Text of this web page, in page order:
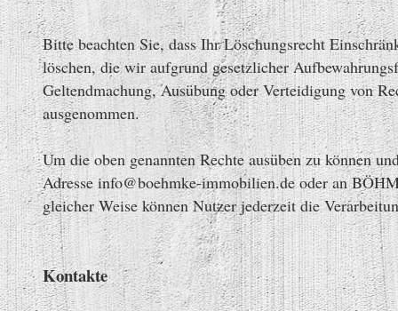
Bitte beachten Sie, dass Ihr Löschungsrecht
löschen, die wir aufgrund gesetzlicher
Geltendmachung, Ausübung oder Verteidigung von
ausgenommen.
Um die oben genannten Rechte ausüben zu können
Adresse info@boehmke-immobilien.de oder an
gleicher Weise können Nutzer jederzeit die
Kontakte